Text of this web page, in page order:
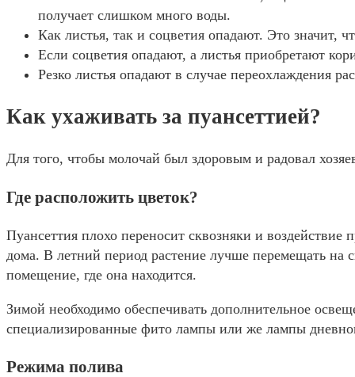
получает слишком много воды.
Как листья, так и соцветия опадают. Это значит,
Если соцветия опадают, а листья приобретают
Резко листья опадают в случае переохлаждения
Как ухаживать за пуансеттией?
Для того, чтобы молочай был здоровым и радовал
Где расположить цветок?
Пуансеттия плохо переносит сквозняки и
дома. В летний период растение лучше перемещать на
помещение, где она находится.
Зимой необходимо обеспечивать дополнительное
специализированные фито лампы или же лампы
Режима полива